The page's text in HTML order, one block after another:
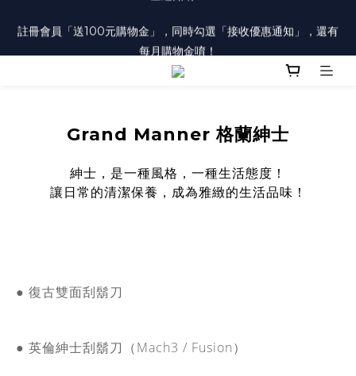
每月購物金唷！
每月購物金唷！
已註冊之會員，在會員中心勾選「訂閱電郵」，才會收到每月購物
註冊會員「送100元購物金」，同時勾選「接收優惠通知」，還有
Grand Manner 格蘭紳士
紳士，是一種風格，一種生活態度！
讓日常的清潔保養，成為雅緻的生活品味！
● 復古雙面刮鬍刀
● 英倫紳士刮鬍刀（Mach3 / Fusion）